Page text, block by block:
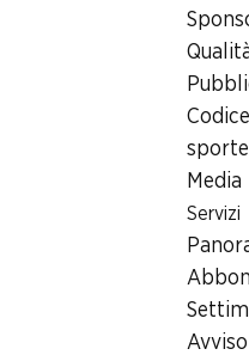
Media
Servizi
Orari di apertura